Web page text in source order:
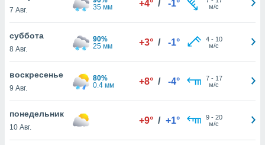
действия
рекламу
нашей
cookie
7 Авг.
35 мм
+4° / -1°
м/с
суббота
8 Авг.
90%
25 мм
+3° / -1° 4- 10
м/с
воскресенье
9 Авг.
80%
0.4 мм
+8° / -4° 7- 17
м/с
понедельник
10 Авг.
+9° / +1° 9- 20
м/с